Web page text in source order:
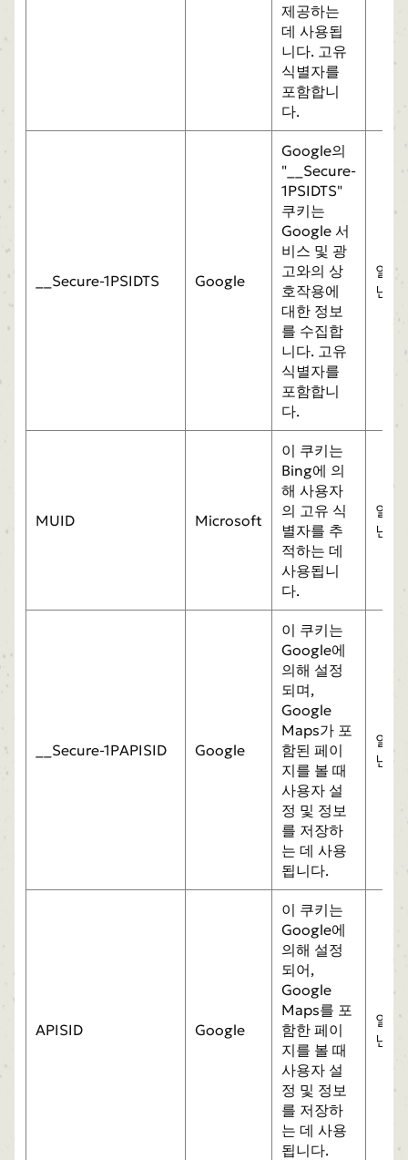
제공하는
데 사용됩
니다. 고유
식별자를
포함합니
다.
__Secure-1PSIDTS Google
Google의
"__Secure-
1PSIDTS"
쿠키는
Google 서
비스 및 광
고와의 상
호작용에
대한 정보
를 수집합
니다. 고유
식별자를
포함합니
다.
일
년
MUID Microsoft
이 쿠키는
Bing에 의
해 사용자
의 고유 식
별자를 추
적하는 데
사용됩니
다.
일
년
__Secure-1PAPISID Google
이 쿠키는
Google에
의해 설정
되며,
Google
Maps가 포
함된 페이
지를 볼 때
사용자 설
정 및 정보
를 저장하
는 데 사용
됩니다.
일
년
APISID Google
이 쿠키는
Google에
의해 설정
되어,
Google
Maps를 포
함한 페이
지를 볼 때
사용자 설
정 및 정보
를 저장하
는 데 사용
됩니다.
일
년